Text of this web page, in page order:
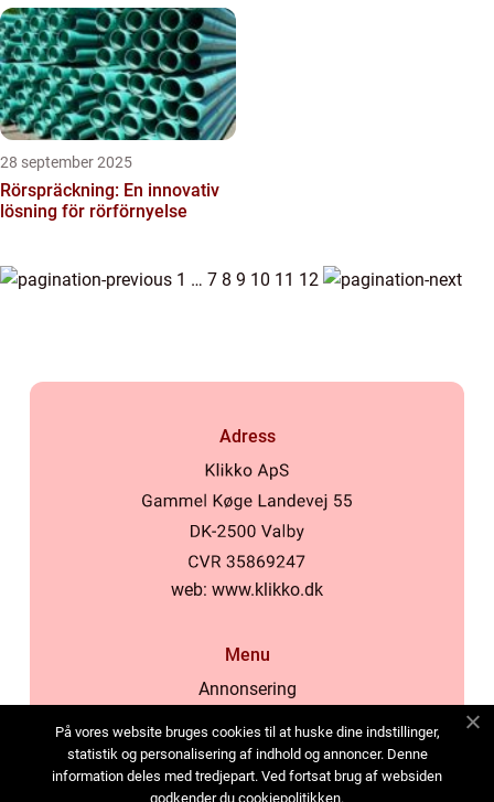
28 september 2025
Rörspräckning: En innovativ
lösning för rörförnyelse
1 … 7 8 9 10 11 12
Adress
web: www.klikko.dk
Menu
Annonsering
Cookies
Kontakta oss
På vores website bruges cookies til at huske dine indstillinger,
statistik og personalisering af indhold og annoncer. Denne
information deles med tredjepart. Ved fortsat brug af websiden
godkender du cookiepolitikken.